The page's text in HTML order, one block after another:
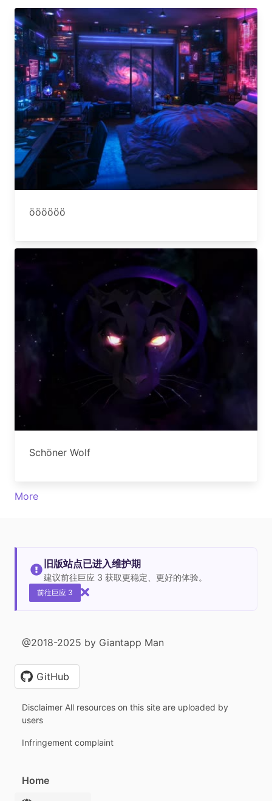
öööööö
Schöner Wolf
More
旧版站点已进入维护期
建议前往巨应 3 获取更稳定、更好的体验。
前往巨应 3
@2018-2025 by Giantapp Man
GitHub
Disclaimer All resources on this site are uploaded by
users
Infringement complaint
Home